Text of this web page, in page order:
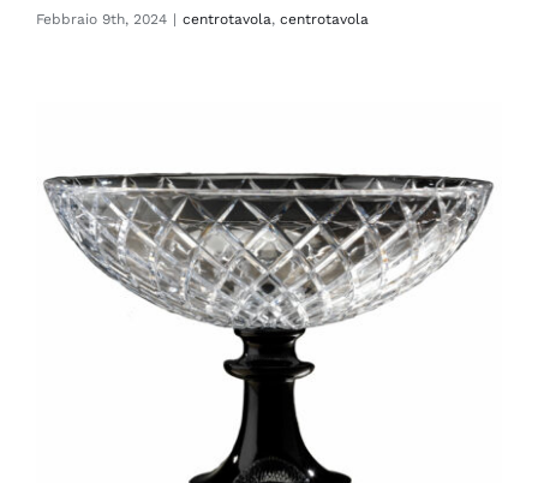
Febbraio 9th, 2024 | centrotavola, centrotavola